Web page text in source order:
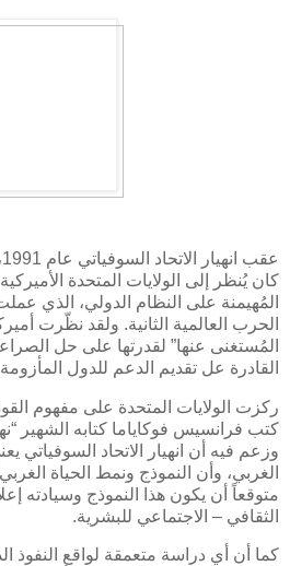
كان يُنظر إلى الولايات المتحدة
المُهيمنة على النظام الدولي، الذي
الحرب العالمية الثانية. ولقد نظّرت
المُستغنى عنها” لقدرتها على حل
القادرة عل تقديم الدعم للدول
ركزت الولايات المتحدة على مفهوم
كتب فرانسيس فوكاياما كتابه الشهير
وزعم فيه أن انهيار الاتحاد السوفياتي
الغربي، وأن النموذج ونمط الحياة
متوقعاً أن يكون هذا النموذج وسيادته
الثقافي – الاجتماعي للبشرية.
كما أن أي دراسة متعمقة لواقع النفوذ